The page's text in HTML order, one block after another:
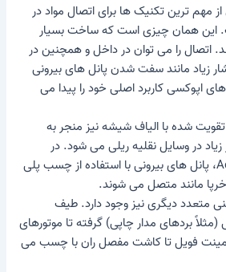
مهم ترین تکنیک ها برای اتصال مواد در
این همان چیزی است که ساخت بسیار
اتصال را می توان در داخل و همچنین در
زیاد مانند سفت شدن پانل های بیرونی
اپوکسی کاربرد اصلی خود را پیدا می
شده با الیاف شیشه نیز منجر به
در وسایل نقلیه ریلی می شود. در
Regio-Shuttle از Adtranz، پانل های بیرونی با استفاده از چسب پلی
خرپا مانند متصل می شوند.
متعدد دیگری نیز وجود دارد. طیف
(مثلاً بردهای مدار چاپی) گرفته تا موتورهای
فویل تا کاشت مفصل ران با چسب می